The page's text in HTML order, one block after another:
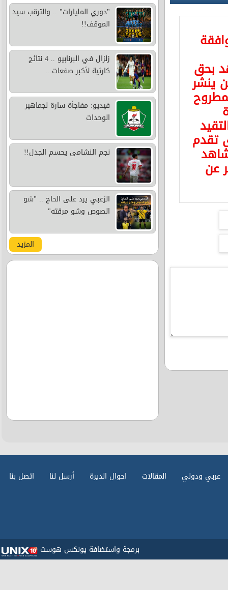
بحق
ينشر
تقدم
عن
"دوري المليارات" .. والترقب سيد
الموقف!!
زلزال في البرنابيو .. 4 نتائج
كارثية لأكبر صفعات...
فيديو: مفاجأة سارة لجماهير
الوحدات
نجم النشامى يحسم الجدل!!
الزعبي يرد على الحاج .. "شو
الصوص وشو مرقته"
المزيد
عربي ودولي المقالات احوال الديرة أرسل لنا اتصل بنا
برمجة واستضافة يونكس هوست